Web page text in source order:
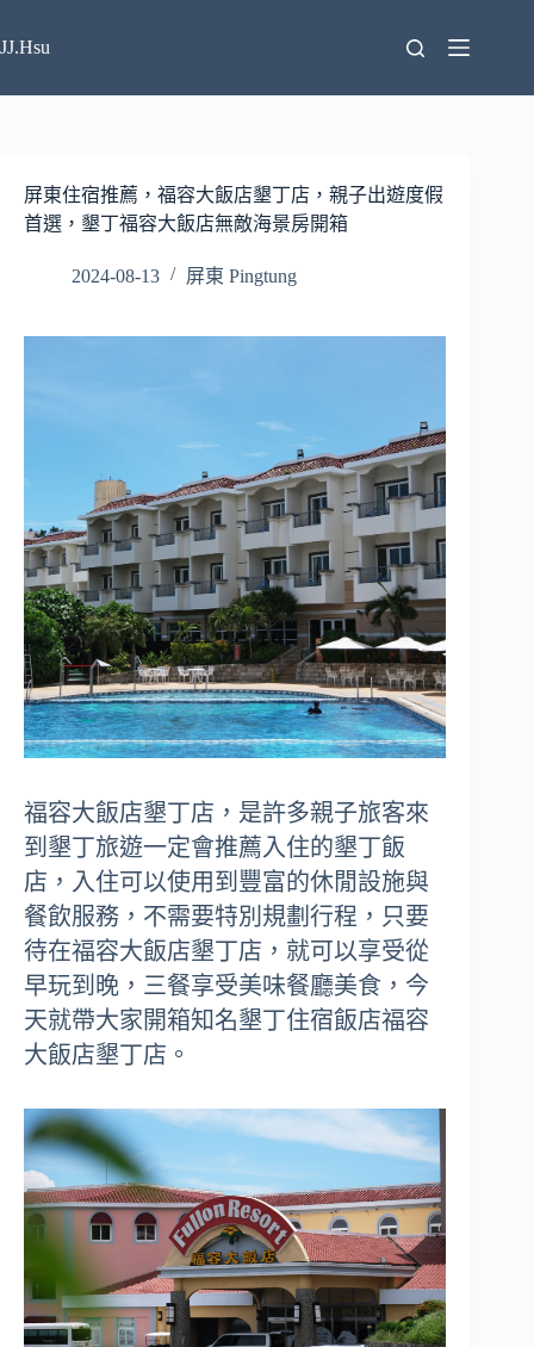
至
要
JJ.Hsu
屏東住宿推薦，福容大飯店墾丁店，親子出遊度假
首選，墾丁福容大飯店無敵海景房開箱
2024-08-13 屏東 Pingtung
福容大飯店墾丁店，是許多親子旅客來
到墾丁旅遊一定會推薦入住的墾丁飯
店，入住可以使用到豐富的休閒設施與
餐飲服務，不需要特別規劃行程，只要
待在福容大飯店墾丁店，就可以享受從
早玩到晚，三餐享受美味餐廳美食，今
天就帶大家開箱知名墾丁住宿飯店福容
大飯店墾丁店。